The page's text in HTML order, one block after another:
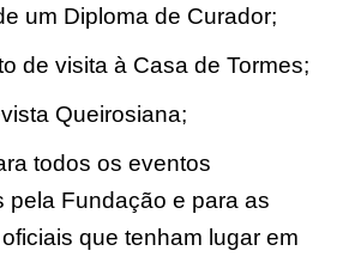
um Diploma de Curador;
de visita à Casa de Tormes;
Queirosiana;
todos os eventos
pela Fundação e para as
que tenham lugar em